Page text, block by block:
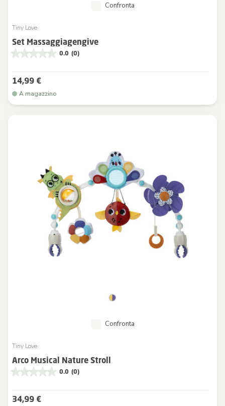
Confronta
Tiny Love
Set Massaggiagengive
0.0 (0)
14,99 €
A magazzino
Confronta
Tiny Love
Arco Musical Nature Stroll
0.0 (0)
34,99 €